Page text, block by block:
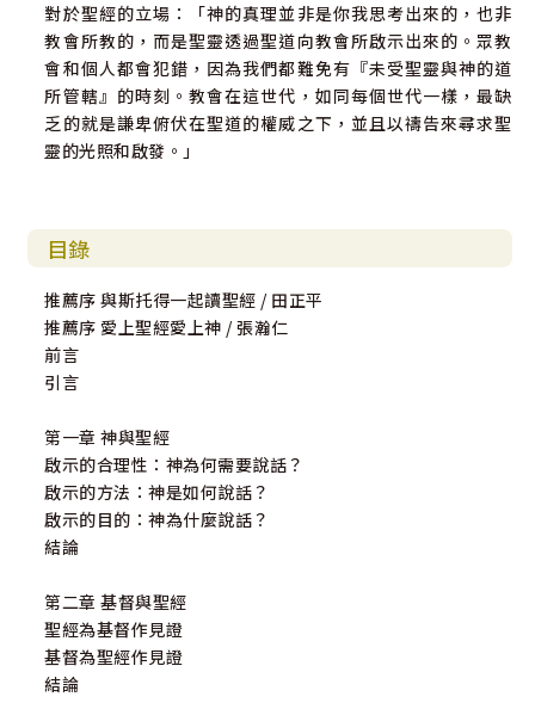
對於聖經的立場：「神的真理並非是你我思考出來的，也非
教會所教的，而是聖靈透過聖道向教會所啟示出來的。眾教
會和個人都會犯錯，因為我們都難免有『未受聖靈與神的道
所管轄』的時刻。教會在這世代，如同每個世代一樣，最缺
乏的就是謙卑俯伏在聖道的權威之下，並且以禱告來尋求聖
靈的光照和啟發。」
目錄
推薦序 與斯托得一起讀聖經 / 田正平
推薦序 愛上聖經愛上神 / 張瀚仁
前言
引言
第一章 神與聖經
啟示的合理性：神為何需要說話？
啟示的方法：神是如何說話？
啟示的目的：神為什麼說話？
結論
第二章 基督與聖經
聖經為基督作見證
基督為聖經作見證
結論